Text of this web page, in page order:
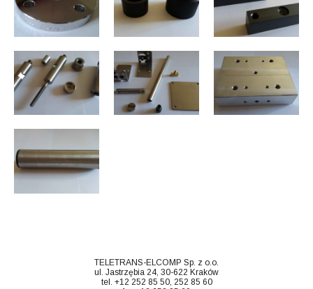
TELETRANS-ELCOMP Sp. z o.o.
ul. Jastrzębia 24, 30-622 Kraków
tel. +12 252 85 50, 252 85 60